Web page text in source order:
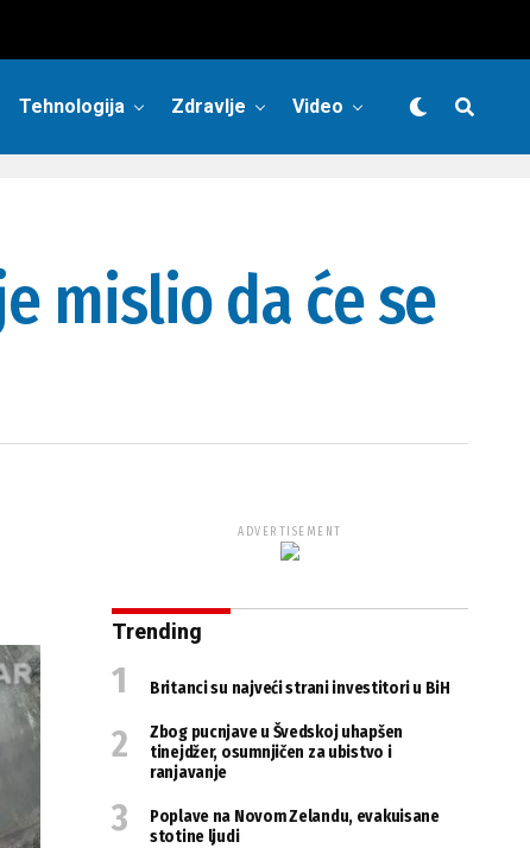
Tehnologija Zdravlje Video
mislio da će se
ADVERTISEMENT
Trending
Britanci su najveći strani investitori u BiH
Zbog pucnjave u Švedskoj uhapšen
tinejdžer, osumnjičen za ubistvo i
ranjavanje
Poplave na Novom Zelandu, evakuisane
stotine ljudi